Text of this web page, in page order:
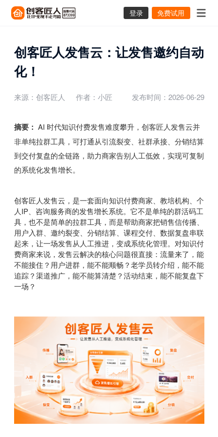
登录 免费试用
创客匠人发售云：让发售邀约自动
化！
来源：创客匠人 作者：小匠 发布时间：2026-06-29
摘要： AI 时代知识付费发售难度攀升，创客匠人发售云并
非单纯拉群工具，可打通从引流裂变、社群承接、分销结算
到交付复盘的全链路，助力商家告别人工低效，实现可复制
的系统化发售增长。
创客匠人发售云，是一套面向知识付费商家、教培机构、个
人IP、咨询服务商的发售增长系统。它不是单纯的群活码工
具，也不是简单的拉群工具，而是帮助商家把销售信传播、
用户入群、邀约裂变、分销结算、课程交付、数据复盘串联
起来，让一场发售从人工推进，变成系统化管理。对知识付
费商家来说，发售云解决的核心问题很直接：流量来了，能
不能接住？用户进群，能不能顺畅？老学员转介绍，能不能
追踪？渠道推广，能不能算清楚？活动结束，能不能复盘下
一场？